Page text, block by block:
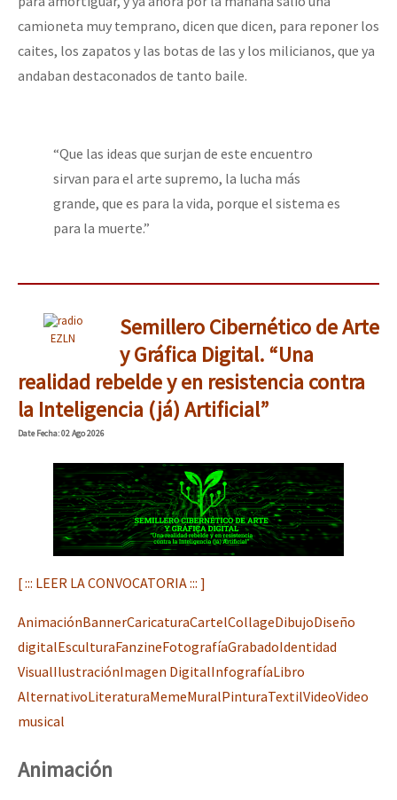
camioneta muy temprano, dicen que dicen, para reponer los
caites, los zapatos y las botas de las y los milicianos, que ya
andaban destaconados de tanto baile.
“Que las ideas que surjan de este encuentro
sirvan para el arte supremo, la lucha más
grande, que es para la vida, porque el sistema es
para la muerte.”
EZLN
Semillero Cibernético de Arte
y Gráfica Digital. “Una
realidad rebelde y en resistencia contra
la Inteligencia (já) Artificial”
DateFecha: 02 Ago 2026
[ ::: LEER LA CONVOCATORIA ::: ]
AnimaciónBannerCaricaturaCartelCollageDibujoDiseño
digitalEsculturaFanzineFotografíaGrabadoIdentidad
VisualIlustraciónImagen DigitalInfografíaLibro
AlternativoLiteraturaMemeMuralPinturaTextilVideoVideo
musical
Animación